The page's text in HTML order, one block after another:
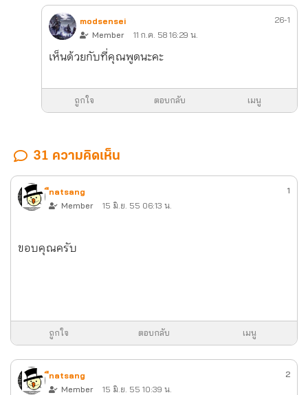
modsensei
Member
11 ก.ค. 58 16:29 น.
26-1
เห็นด้วยกับที่คุณพูดนะคะ
ถูกใจ ตอบกลับ เมนู
31 ความคิดเห็น
ืnatsang
Member
15 มิ.ย. 55 06:13 น.
1
ขอบคุณครับ
ถูกใจ ตอบกลับ เมนู
ืnatsang
Member
15 มิ.ย. 55 10:39 น.
2